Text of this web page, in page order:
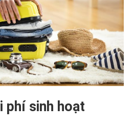
phí sinh hoạt